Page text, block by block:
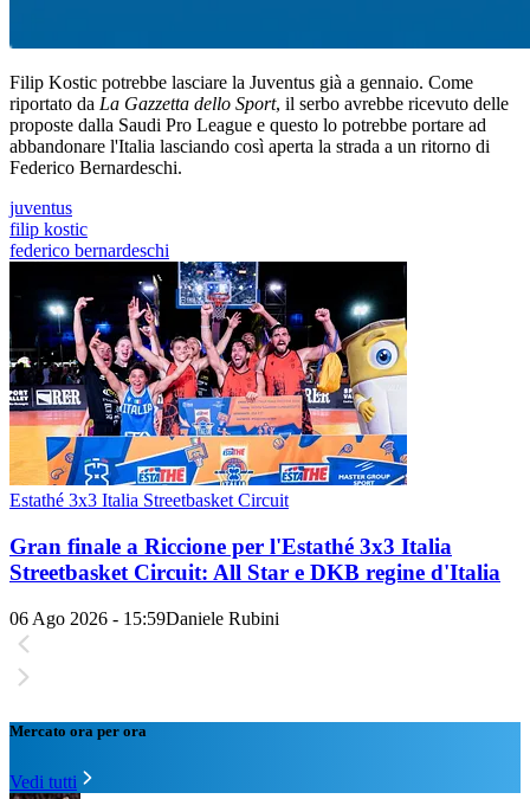
Filip Kostic potrebbe lasciare la Juventus già a gennaio. Come
riportato da La Gazzetta dello Sport, il serbo avrebbe ricevuto delle
proposte dalla Saudi Pro League e questo lo potrebbe portare ad
abbandonare l'Italia lasciando così aperta la strada a un ritorno di
Federico Bernardeschi.
juventus
filip kostic
federico bernardeschi
Estathé 3x3 Italia Streetbasket Circuit
Gran finale a Riccione per l'Estathé 3x3 Italia
Streetbasket Circuit: All Star e DKB regine d'Italia
06 Ago 2026 - 15:59Daniele Rubini
Mercato ora per ora
Vedi tutti